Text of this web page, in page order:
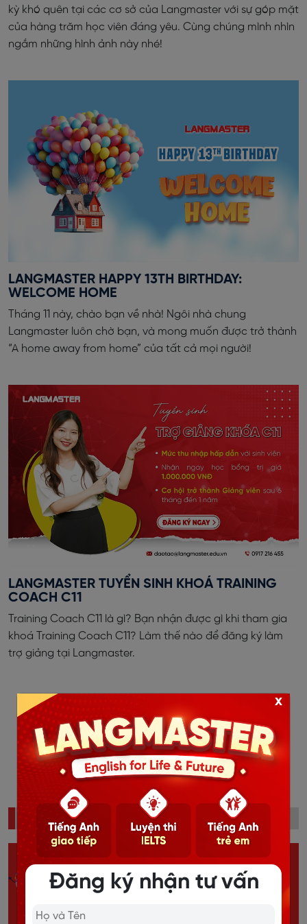
kỳ khó quên tại các cơ sở của Langmaster với sự góp mặt
của hàng trăm học viên đáng yêu. Cùng chúng mình nhìn
ngắm những hình ảnh này nhé!
LANGMASTER HAPPY 13TH BIRTHDAY:
WELCOME HOME
Tháng 11 này, chào bạn về nhà! Ngôi nhà chung
Langmaster luôn chờ bạn, và mong muốn được trở thành
“A home away from home” của tất cả mọi người!
LANGMASTER TUYỂN SINH KHOÁ TRAINING
COACH C11
Training Coach C11 là gì? Bạn nhận được gì khi tham gia
khoá Training Coach C11? Làm thế nào để đăng ký làm
trợ giảng tại Langmaster.
‹ 1 2 3 4 5 6 7 8 9
10 11 ›
ĐỌC NHIỀU
Đăng ký nhận tư vấn
x